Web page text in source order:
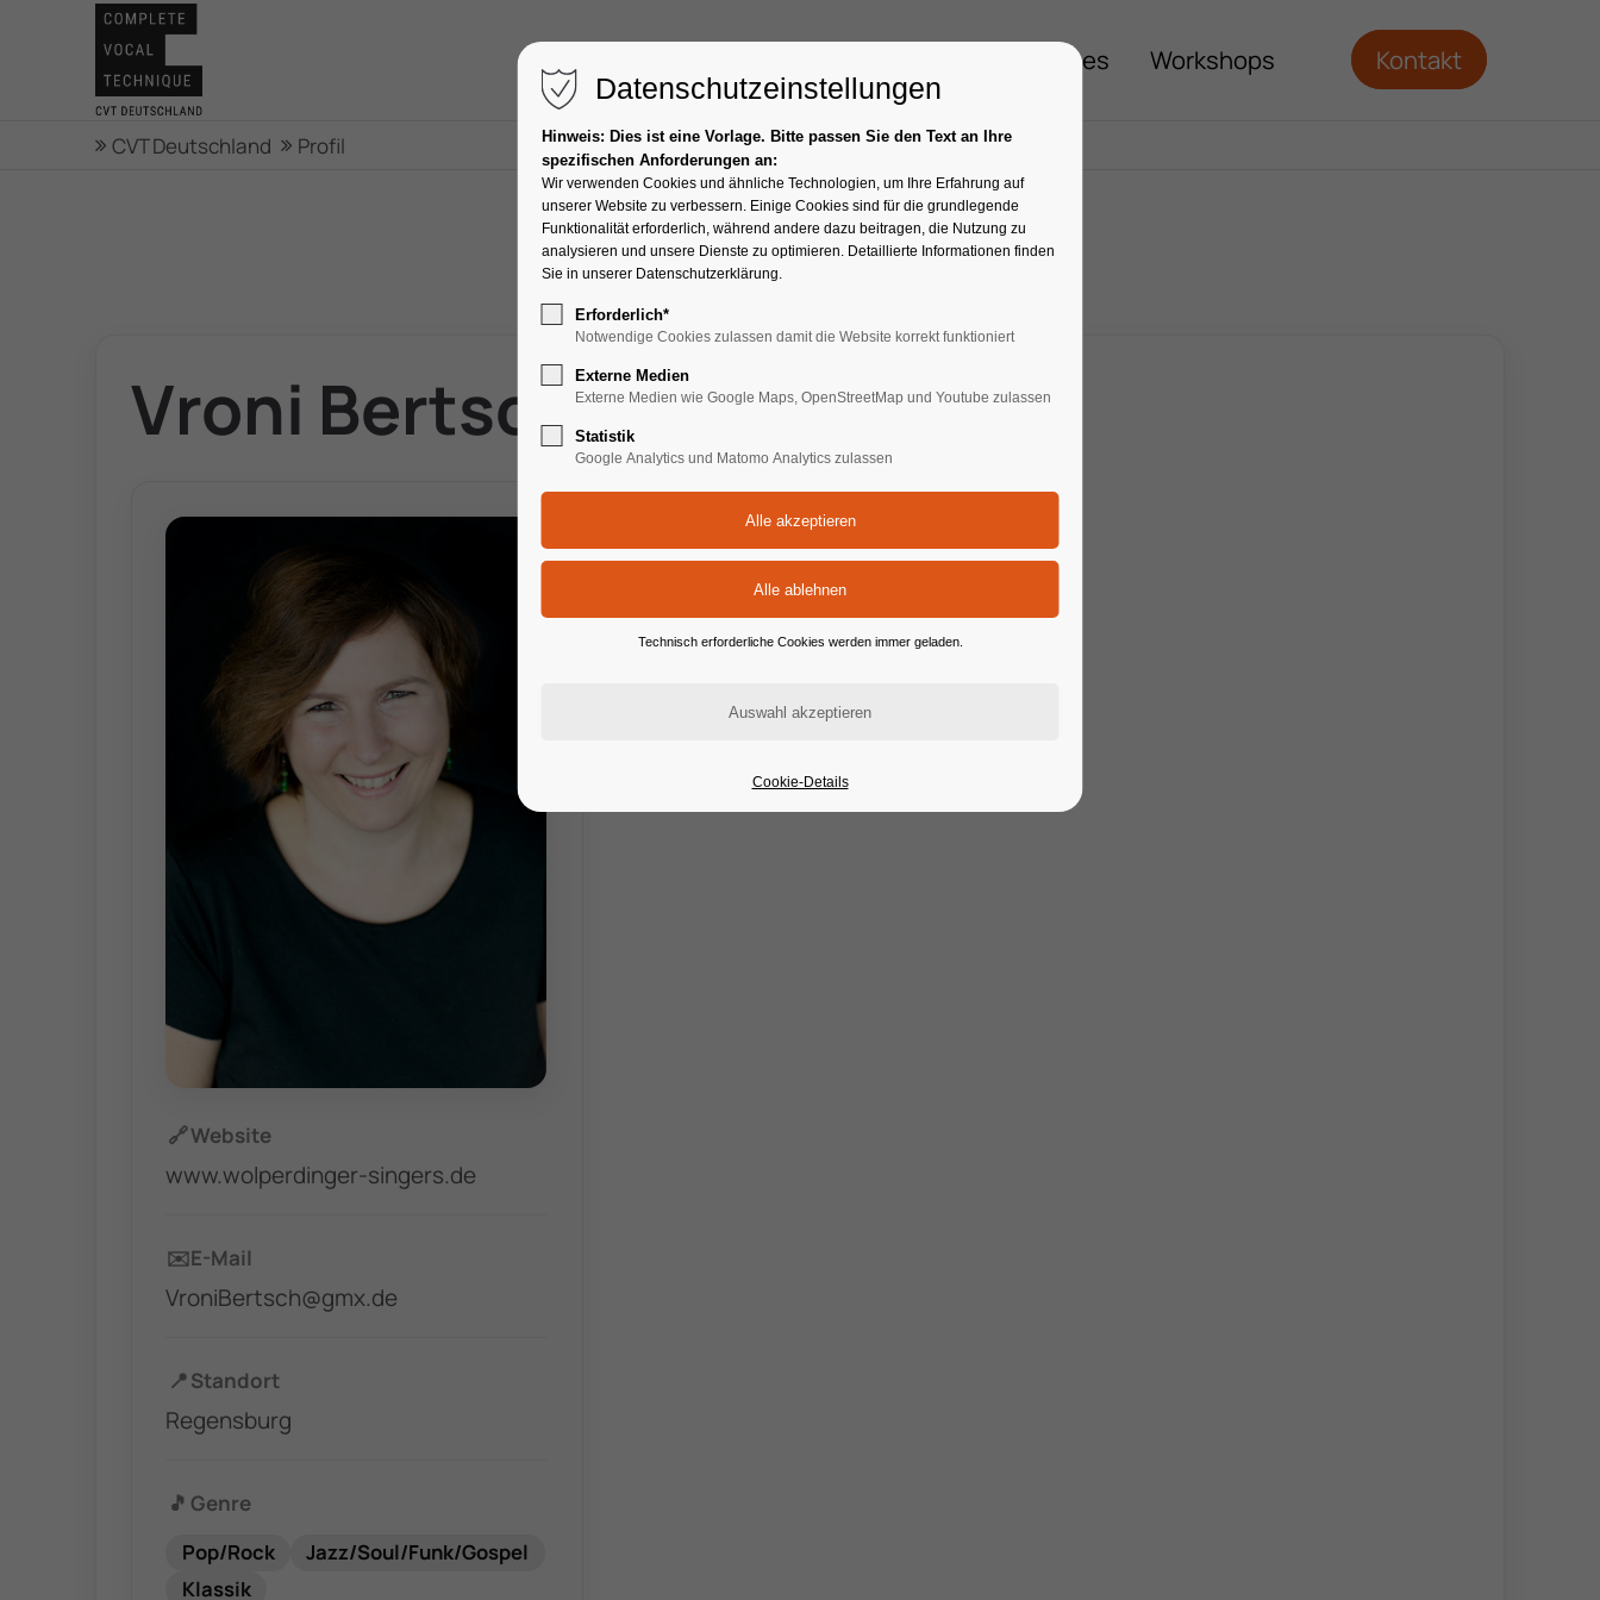
Vocal Coaches Workshops Kontakt
CVT Deutschland Profil
Vroni Bertsch
🔗Website
www.wolperdinger-singers.de
✉️E-Mail
VroniBertsch@gmx.de
📍Standort
Regensburg
🎵 Genre
Pop/Rock
Jazz/Soul/Funk/Gospel
Klassik
Schwerpunkte
Einzelunterricht
Datenschutzeinstellungen
Hinweis: Dies ist eine Vorlage. Bitte passen Sie den Text an Ihre
spezifischen Anforderungen an:
Wir verwenden Cookies und ähnliche Technologien, um Ihre Erfahrung auf
unserer Website zu verbessern. Einige Cookies sind für die grundlegende
Funktionalität erforderlich, während andere dazu beitragen, die Nutzung zu
analysieren und unsere Dienste zu optimieren. Detaillierte Informationen finden
Sie in unserer Datenschutzerklärung.
Erforderlich*
Notwendige Cookies zulassen damit die Website korrekt funktioniert
Externe Medien
Externe Medien wie Google Maps, OpenStreetMap und Youtube zulassen
Statistik
Google Analytics und Matomo Analytics zulassen
Technisch erforderliche Cookies werden immer geladen.
Cookie-Details